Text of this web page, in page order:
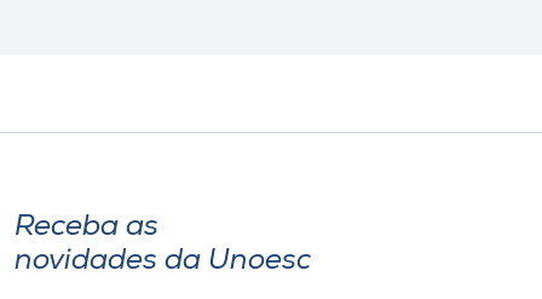
Receba as
novidades da Unoesc